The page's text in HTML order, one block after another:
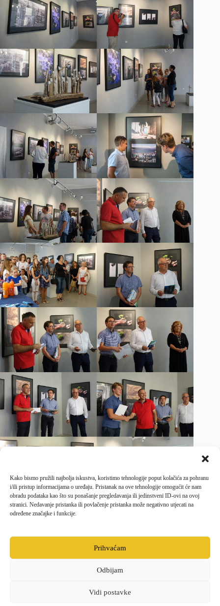
Kako bismo pružili najbolja iskustva, koristimo tehnologije poput kolačića za pohranu
i/ili pristup informacijama o uređaju. Pristanak na ove tehnologije omogućit će nam
obradu podataka kao što su ponašanje pregledavanja ili jedinstveni ID-ovi na ovoj
stranici. Nedavanje pristanka ili povlačenje pristanka može negativno utjecati na
određene značajke i funkcije.
Prihvaćam
Odbijam
Vidi postavke
PRETHODNI SLJEDEĆI